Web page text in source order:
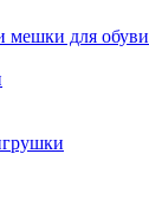
мешки для обуви